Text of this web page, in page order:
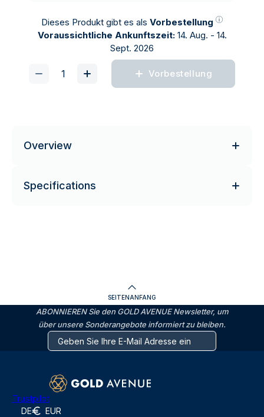
Dieses Produkt gibt es als Vorbestellung
Voraussichtliche Ankunftszeit:14. Aug. - 14.
Sept. 2026
Vorbestellung
Overview
Specifications
SEITENANFANG
ABONNIEREN Sie den GOLD AVENUE Newsletter, um
über unsere Sonderangebote informiert zu bleiben.
Trustpilot
DE EUR